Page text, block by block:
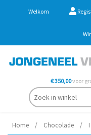
Welkom
€ 350,00voor
Home / Chocolade /